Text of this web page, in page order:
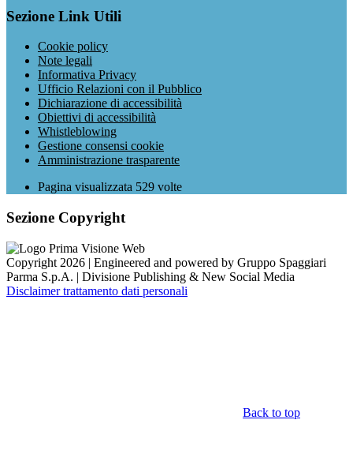
Sezione Link Utili
Cookie policy
Note legali
Informativa Privacy
Ufficio Relazioni con il Pubblico
Dichiarazione di accessibilità
Obiettivi di accessibilità
Whistleblowing
Gestione consensi cookie
Amministrazione trasparente
Pagina visualizzata 529 volte
Sezione Copyright
Copyright 2026 | Engineered and powered by Gruppo Spaggiari
Parma S.p.A. | Divisione Publishing & New Social Media
Disclaimer trattamento dati personali
Back to top